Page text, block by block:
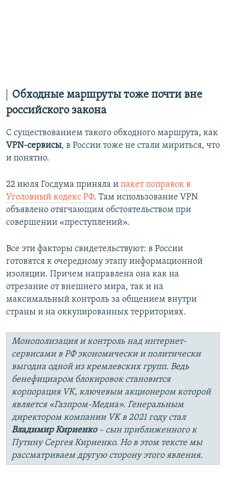
Обходные маршруты тоже почти вне
российского закона
С существованием такого обходного маршрута, как
VPN-сервисы, в России тоже не стали мириться, что
и понятно.
22 июля Госдума приняла и пакет поправок в
Уголовный кодекс РФ. Там использование VPN
объявлено отягчающим обстоятельством при
совершении «преступлений».
Все эти факторы свидетельствуют: в России
готовятся к очередному этапу информационной
изоляции. Причем направлена она как на
отрезание от внешнего мира, так и на
максимальный контроль за общением внутри
страны и на оккупированных территориях.
Монополизация и контроль над интернет-
сервисами в РФ экономически и политически
выгодна одной из кремлевских групп. Ведь
бенефициаром блокировок становится
корпорация VK, ключевым акционером которой
является «Газпром-Медиа». Генеральным
директором компании VK в 2021 году стал
Владимир Кириенко– сын приближенного к
Путину Сергея Кириенко. Но в этом тексте мы
рассматриваем другую сторону этого явления.